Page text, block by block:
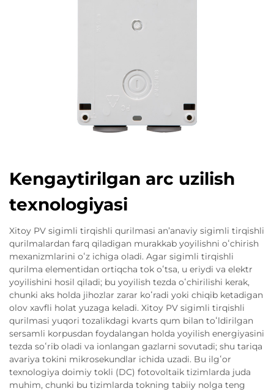
Kengaytirilgan arc uzilish
texnologiyasi
Xitoy PV sigimli tirqishli qurilmasi anʼanaviy sigimli tirqishli
qurilmalardan farq qiladigan murakkab yoyilishni oʻchirish
mexanizmlarini oʻz ichiga oladi. Agar sigimli tirqishli
qurilma elementidan ortiqcha tok oʻtsa, u eriydi va elektr
yoyilishini hosil qiladi; bu yoyilish tezda oʻchirilishi kerak,
chunki aks holda jihozlar zarar koʻradi yoki chiqib ketadigan
olov xavfli holat yuzaga keladi. Xitoy PV sigimli tirqishli
qurilmasi yuqori tozalikdagi kvarts qum bilan toʻldirilgan
sersamli korpusdan foydalangan holda yoyilish energiyasini
tezda soʻrib oladi va ionlangan gazlarni sovutadi; shu tariqa
avariya tokini mikrosekundlar ichida uzadi. Bu ilgʻor
texnologiya doimiy tokli (DC) fotovoltaik tizimlarda juda
muhim, chunki bu tizimlarda tokning tabiiy nolga teng